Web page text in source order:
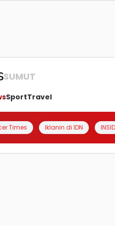
SUMUT
SportTravel
Times Iklanin di IDN